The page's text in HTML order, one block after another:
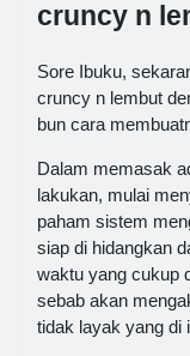
cruncy n
Sore Ibuku,
cruncy n lembut
bun cara
Dalam memasak
lakukan, mulai
paham sistem
siap di hidangkan
waktu yang cukup
sebab akan
tidak layak yang di